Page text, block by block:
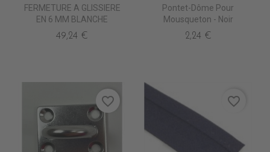
FERMETURE A GLISSIERE
EN 6 MM BLANCHE
49,24 €
Pontet-Dôme Pour
Mousqueton - Noir
2,24 €
favorite_border favorite_border